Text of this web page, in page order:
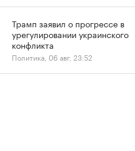
Трамп заявил о прогрессе в
урегулировании украинского
конфликта
Политика, 06 авг, 23:52